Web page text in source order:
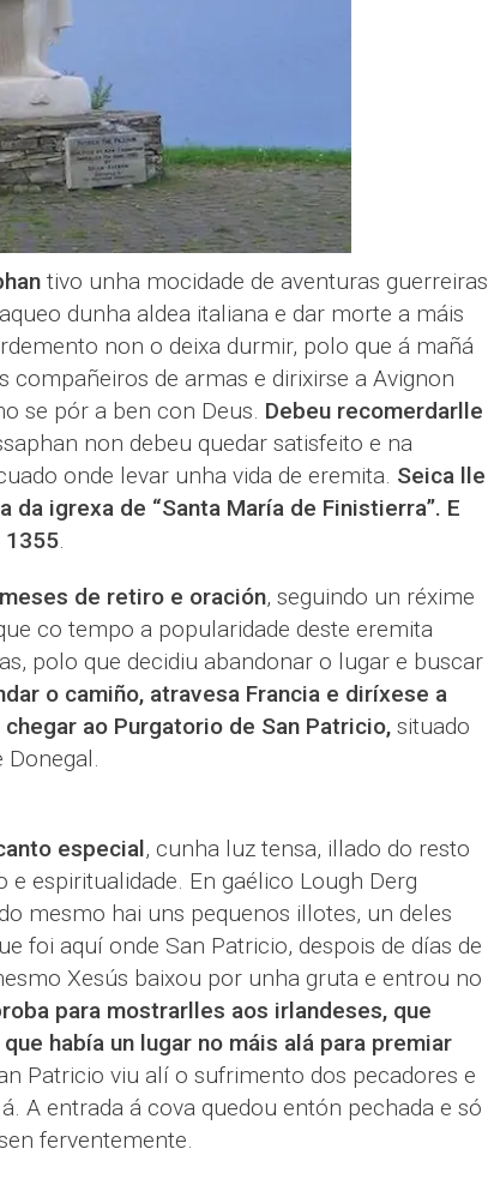
tivo unha mocidade de aventuras guerreiras
dunha aldea italiana e dar morte a máis
non o deixa durmir, polo que á mañá
compañeiros de armas e dirixirse a Avignon
se pór a ben con Deus. Debeu recomerdarlle
non debeu quedar satisfeito e na
onde levar unha vida de eremita. Seica lle
da igrexa de “Santa María de Finistierra”. E
1355.
de retiro e oración, seguindo un réxime
co tempo a popularidade deste eremita
polo que decidiu abandonar o lugar e buscar
o camiño, atravesa Francia e diríxese a
ao Purgatorio de San Patricio,situado
Donegal.
especial, cunha luz tensa, illado do resto
espiritualidade. En gaélico Lough Derg
mesmo hai uns pequenos illotes, un deles
foi aquí onde San Patricio, despois de días de
Xesús baixou por unha gruta e entrou no
para mostrarlles aos irlandeses, que
había un lugar no máis alá para premiar
Patricio viu alí o sufrimento dos pecadores e
A entrada á cova quedou entón pechada e só
ferventemente.